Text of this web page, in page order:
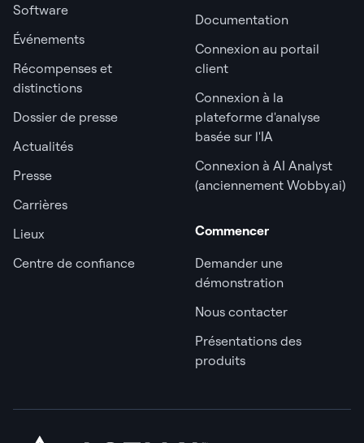
Software
Événements
Récompenses et
distinctions
Dossier de presse
Actualités
Presse
Carrières
Lieux
Centre de confiance
Documentation
Connexion au portail
client
Connexion à la
plateforme d'analyse
basée sur l'IA
Connexion à AI Analyst
(anciennement Wobby.ai)
Commencer
Demander une
démonstration
Nous contacter
Présentations des
produits